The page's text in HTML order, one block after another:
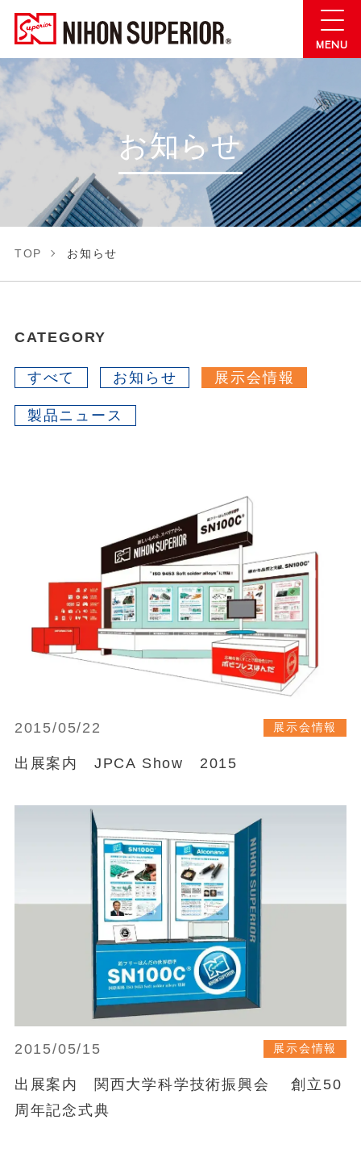
お知らせ
TOP お知らせ
CATEGORY
すべて お知らせ 展示会情報
製品ニュース
2015/05/22 展示会情報
出展案内 JPCA Show 2015
2015/05/15 展示会情報
出展案内 関西大学科学技術振興会 創立50
周年記念式典